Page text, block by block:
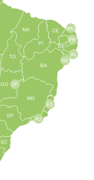
TO
BA
SE
PE
AL
RN
CE
PI
MA
GO
SC
SP
MG
RJ
ES
DF
PB